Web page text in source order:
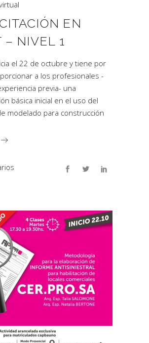
EN
– NIVEL 1
el 22 de octubre y tiene por
a los profesionales -
previa- una
básica inicial en el uso del
modelado para construcción